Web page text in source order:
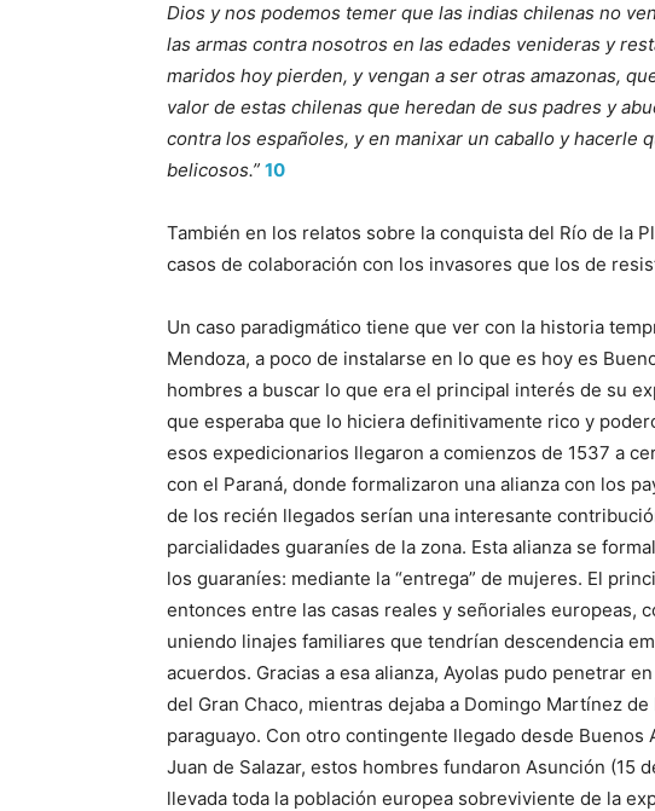
Dios y nos podemos temer que las indias chilenas no
las armas contra nosotros en las edades venideras y
maridos hoy pierden, y vengan a ser otras amazonas,
valor de estas chilenas que heredan de sus padres y
contra los españoles, y en manixar un caballo y hacerle
belicosos.” 10
También en los relatos sobre la conquista del Río de la
casos de colaboración con los invasores que los de
Un caso paradigmático tiene que ver con la historia
Mendoza, a poco de instalarse en lo que es hoy es
hombres a buscar lo que era el principal interés de su
que esperaba que lo hiciera definitivamente rico y
esos expedicionarios llegaron a comienzos de 1537 a
con el Paraná, donde formalizaron una alianza con los
de los recién llegados serían una interesante
parcialidades guaraníes de la zona. Esta alianza se
los guaraníes: mediante la “entrega” de mujeres. El
entonces entre las casas reales y señoriales europeas,
uniendo linajes familiares que tendrían descendencia
acuerdos. Gracias a esa alianza, Ayolas pudo penetrar
del Gran Chaco, mientras dejaba a Domingo Martínez
paraguayo. Con otro contingente llegado desde
Juan de Salazar, estos hombres fundaron Asunción (15
llevada toda la población europea sobreviviente de la